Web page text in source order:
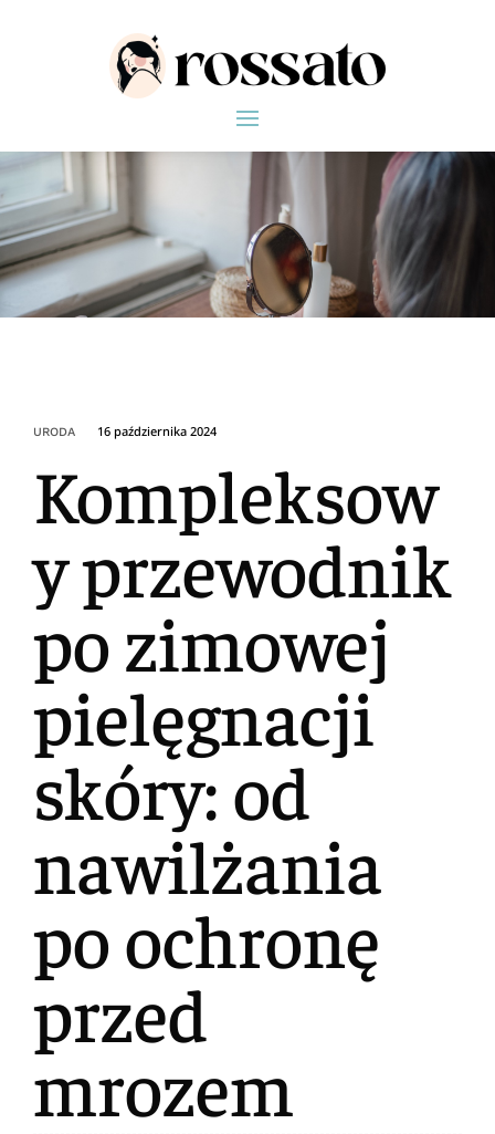
URODA 16 października 2024
Kompleksow
y przewodnik
po zimowej
pielęgnacji
skóry: od
nawilżania
po ochronę
przed
mrozem